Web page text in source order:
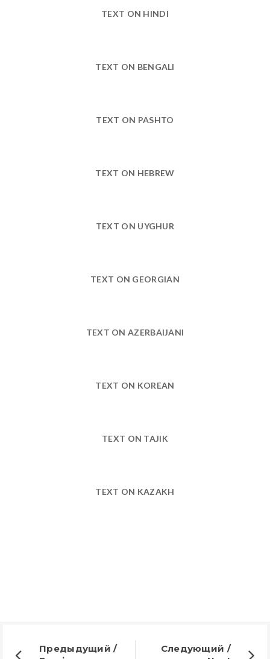
TEXT ON HINDI
TEXT ON BENGALI
TEXT ON PASHTO
TEXT ON HEBREW
TEXT ON UYGHUR
TEXT ON GEORGIAN
TEXT ON AZERBAIJANI
TEXT ON KOREAN
TEXT ON TAJIK
TEXT ON KAZAKH
Предыдущий /
Следующий /